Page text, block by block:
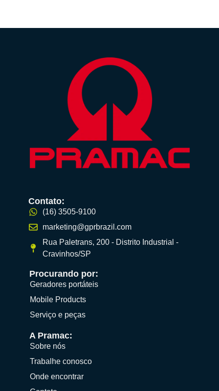
Contato:
(16) 3505-9100
marketing@gprbrazil.com
Rua Paletrans, 200 - Distrito Industrial -
Cravinhos/SP
Procurando por:
Geradores portáteis
Mobile Products
Serviço e peças
A Pramac:
Sobre nós
Trabalhe conosco
Onde encontrar